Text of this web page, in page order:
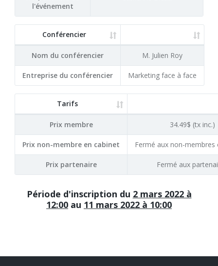
l'événement
Conférencier
Nom du conférencier M. Julien Roy
Entreprise du conférencier Marketing face à face
Tarifs
Prix membre 34.49$ (tx inc.)
Prix non-membre en cabinet Fermé aux non-membres
Prix partenaire Fermé aux
Période d'inscription du 2 mars 2022 à
12:00 au 11 mars 2022 à 10:00